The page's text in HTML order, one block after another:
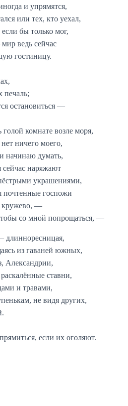
и упрямятся,
или тех, кто уехал,
бы только мог,
ведь сейчас
гостиницу.
печаль;
остановиться —
комнате возле моря,
ничего моего,
начинаю думать,
сейчас наряжают
украшениями,
почтенные госпожи
кружево, —
со мной попрощаться, —
из гаваней южных,
Александрии,
ставни,
и травами,
не видя других,
если их оголяют.